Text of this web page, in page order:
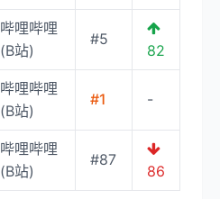
哔哩哔哩
(B站)
#5
82
哔哩哔哩
(B站)
#1 -
哔哩哔哩
(B站)
#87
86